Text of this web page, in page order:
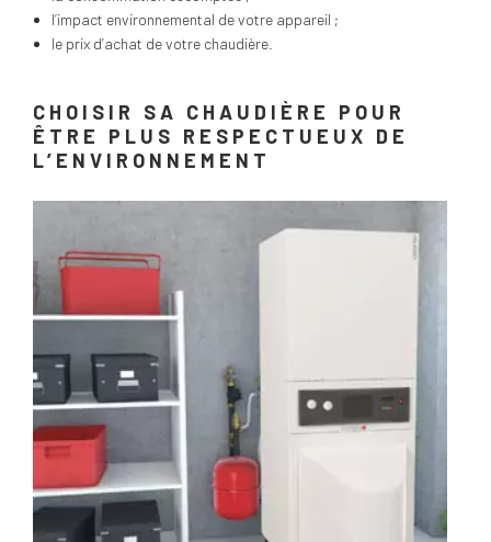
l’impact environnemental de votre appareil ;
le prix d’achat de votre chaudière.
CHOISIR SA CHAUDIÈRE POUR
ÊTRE PLUS RESPECTUEUX DE
L’ENVIRONNEMENT